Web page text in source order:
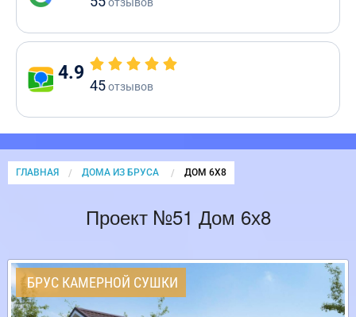
4.9
45отзывов
ГЛАВНАЯ ДОМА ИЗ БРУСА CURRENT:
ДОМ 6Х8
Проект №51 Дом 6х8
БРУС КАМЕРНОЙ СУШКИ